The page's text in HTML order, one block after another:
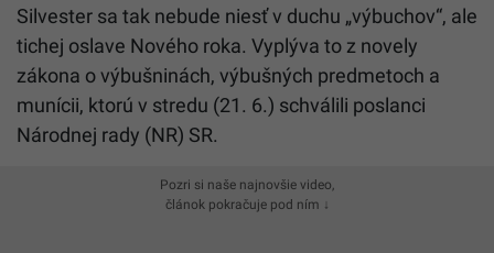
Silvester sa tak nebude niesť v duchu „výbuchov“, ale
tichej oslave Nového roka. Vyplýva to z novely
zákona o výbušninách, výbušných predmetoch a
munícii, ktorú v stredu (21. 6.) schválili poslanci
Národnej rady (NR) SR.
Pozri si naše najnovšie video,
článok pokračuje pod ním ↓